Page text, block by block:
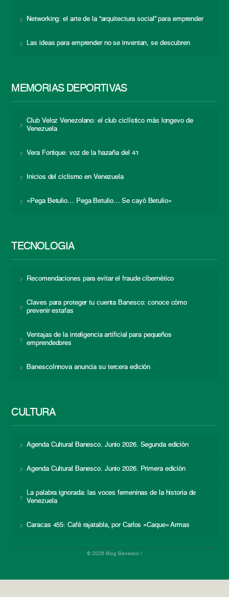
Networking: el arte de la “arquitectura social” para emprender
Las ideas para emprender no se inventan, se descubren
MEMORIAS DEPORTIVAS
Club Veloz Venezolano: el club ciclístico más longevo de
Venezuela
Vera Fortique: voz de la hazaña del 41
Inicios del ciclismo en Venezuela
«Pega Betulio… Pega Betulio… Se cayó Betulio»
TECNOLOGÍA
Recomendaciones para evitar el fraude cibernético
Claves para proteger tu cuenta Banesco: conoce cómo
prevenir estafas
Ventajas de la inteligencia artificial para pequeños
emprendedores
BanescoInnova anuncia su tercera edición
CULTURA
Agenda Cultural Banesco. Junio 2026. Segunda edición
Agenda Cultural Banesco. Junio 2026. Primera edición
La palabra ignorada: las voces femeninas de la historia de
Venezuela
Caracas 455: Café rajatabla, por Carlos «Caque» Armas
© 2026 Blog Banesco |